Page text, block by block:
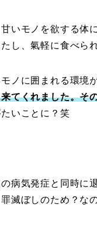
いモノを欲する体
し、氣軽に食べら
ノに囲まれる環境
てくれました。そ
いことに？笑
病気発症と同時に
滅ぼしのため？な